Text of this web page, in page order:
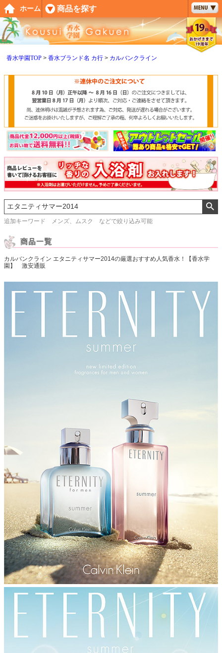
香水学園TOP 香水ブランド名 カ行 カルバンクライン
追加キーワード メンズ、ムスク などで絞り込み可能
カルバンクライン エタニティサマー2014の厳選おすすめ人気香水！【香水学
園】 激安通販
ペー
ジト
ップ
へ
ホーム 商品を探す